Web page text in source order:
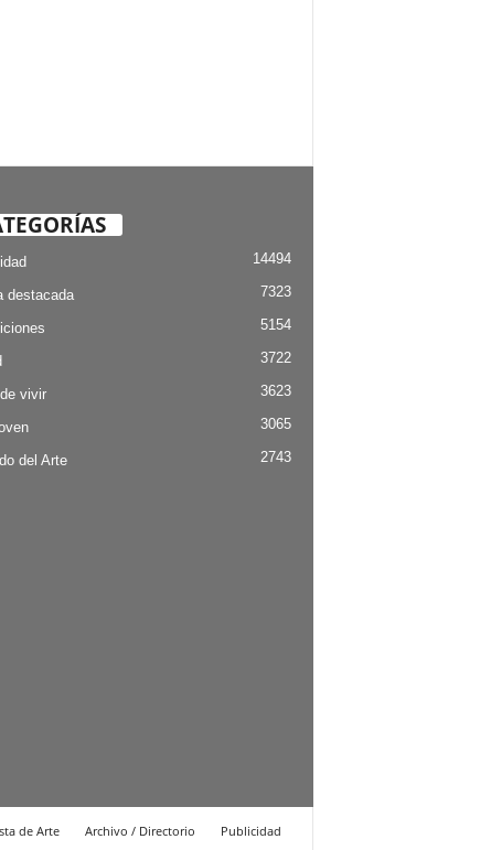
14494
destacada 7323
5154
3722
vivir 3623
3065
del Arte 2743
de Arte Archivo / Directorio
Publicidad